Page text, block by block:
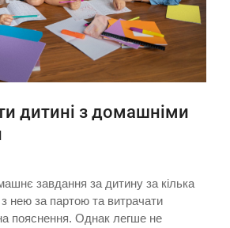
дитині з домашніми
завдання за дитину за кілька
з нею за партою та витрачати
пояснення. Однак легше не